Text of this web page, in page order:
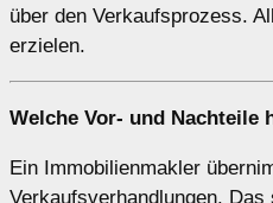
über den Verkaufsprozess.
erzielen.
Welche Vor- und Nachteile
Ein Immobilienmakler
Verkaufsverhandlungen.